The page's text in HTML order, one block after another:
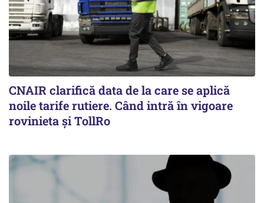
CNAIR clarifică data de la care se aplică
noile tarife rutiere. Când intră în vigoare
rovinieta și TollRo